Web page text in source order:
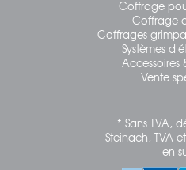
Coffrage
Coffrage
Coffrages
Systèmes
Accessoires
Vente
* Sans TVA,
Steinach, TVA
en